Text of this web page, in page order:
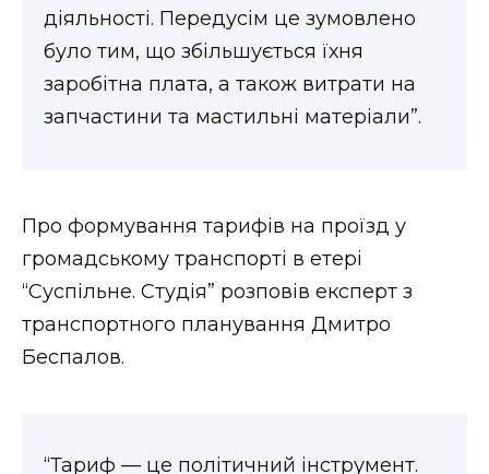
діяльності. Передусім це зумовлено
було тим, що збільшується їхня
заробітна плата, а також витрати на
запчастини та мастильні матеріали”.
Про формування тарифів на проїзд у
громадському транспорті в етері
“Суспільне. Студія” розповів експерт з
транспортного планування Дмитро
Беспалов.
“Тариф — це політичний інструмент.